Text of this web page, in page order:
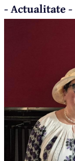
- Actualitate -